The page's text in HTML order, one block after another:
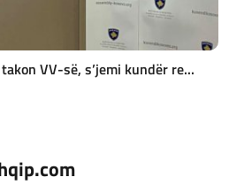
VV-së, s’jemi kundër re...